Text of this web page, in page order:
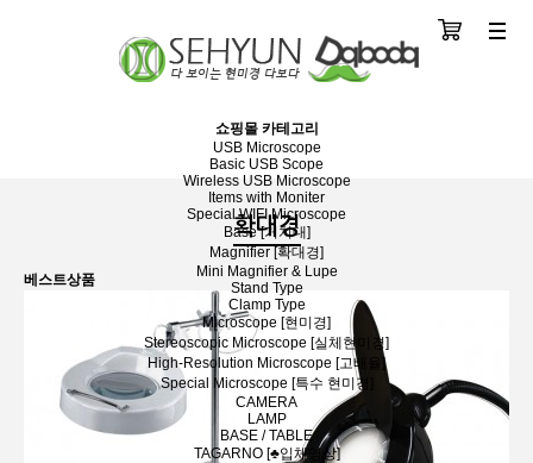
쇼핑몰 카테고리
USB Microscope
Basic USB Scope
Wireless USB Microscope
Items with Moniter
Special WIFI Microscope
Base [거치대]
Magnifier [확대경]
Mini Magnifier & Lupe
Stand Type
Clamp Type
Microscope [현미경]
Stereoscopic Microscope [실체현미경]
High-Resolution Microscope [고배율]
Special Microscope [특수 현미경]
CAMERA
LAMP
BASE / TABLE
TAGARNO [♣입체영상]
분류
확대경
베스트상품